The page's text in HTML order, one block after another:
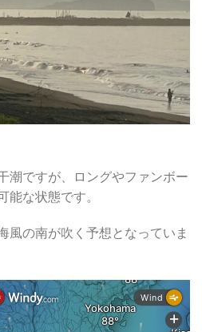
潮ですが、ロングやファンボー
能な状態です。
風の南が吹く予想となっていま